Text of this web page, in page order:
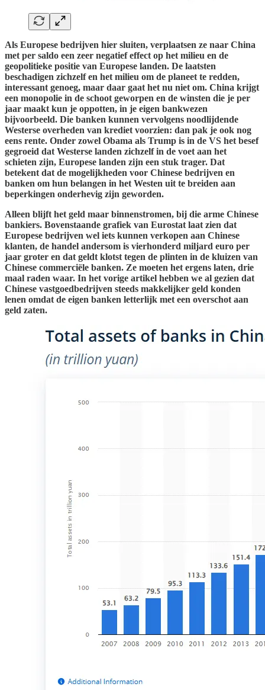
Als Europese bedrijven hier sluiten, verplaatsen ze naar China
met per saldo een zeer negatief effect op het milieu en de
geopolitieke positie van Europese landen. De laatsten
beschadigen zichzelf en het milieu om de planeet te redden,
interessant genoeg, maar daar gaat het nu niet om. China krijgt
een monopolie in de schoot geworpen en de winsten die je per
jaar maakt kun je oppotten, in je eigen bankwezen
bijvoorbeeld. Die banken kunnen vervolgens noodlijdende
Westerse overheden van krediet voorzien: dan pak je ook nog
eens rente. Onder zowel Obama als Trump is in de VS het besef
gegroeid dat Westerse landen zichzelf in de voet aan het
schieten zijn, Europese landen zijn een stuk trager. Dat
betekent dat de mogelijkheden voor Chinese bedrijven en
banken om hun belangen in het Westen uit te breiden aan
beperkingen onderhevig zijn geworden.
Alleen blijft het geld maar binnenstromen, bij die arme Chinese
bankiers. Bovenstaande grafiek van Eurostat laat zien dat
Europese bedrijven wel iets kunnen verkopen aan Chinese
klanten, de handel andersom is vierhonderd miljard euro per
jaar groter en dat geldt klotst tegen de plinten in de kluizen van
Chinese commerciële banken. Ze moeten het ergens laten, drie
maal raden waar. In het vorige artikel hebben we al gezien dat
Chinese vastgoedbedrijven steeds makkelijker geld konden
lenen omdat de eigen banken letterlijk met een overschot aan
geld zaten.